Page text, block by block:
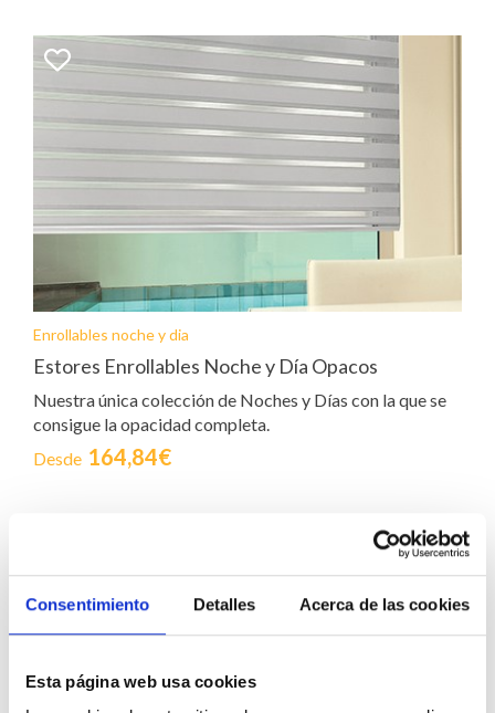
Consentimiento Detalles Acerca de las cookies
Esta página web usa cookies
Enrollables noche y dia
Estores Enrollables Noche y Día Opacos
Nuestra única colección de Noches y Días con la que se
consigue la opacidad completa.
Desde 164,84€
habitaciones en las que se necesita tener el control pleno de la
entrada de luz natural y la visibilidad al exterior en diferentes